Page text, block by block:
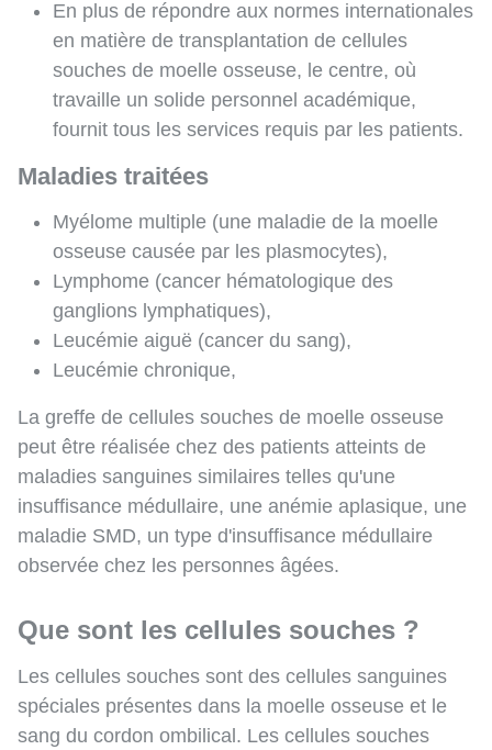
En plus de répondre aux normes internationales
en matière de transplantation de cellules
souches de moelle osseuse, le centre, où
travaille un solide personnel académique,
fournit tous les services requis par les patients.
Maladies traitées
Myélome multiple (une maladie de la moelle
osseuse causée par les plasmocytes),
Lymphome (cancer hématologique des
ganglions lymphatiques),
Leucémie aiguë (cancer du sang),
Leucémie chronique,
La greffe de cellules souches de moelle osseuse
peut être réalisée chez des patients atteints de
maladies sanguines similaires telles qu'une
insuffisance médullaire, une anémie aplasique, une
maladie SMD, un type d'insuffisance médullaire
observée chez les personnes âgées.
Que sont les cellules souches ?
Les cellules souches sont des cellules sanguines
spéciales présentes dans la moelle osseuse et le
sang du cordon ombilical. Les cellules souches